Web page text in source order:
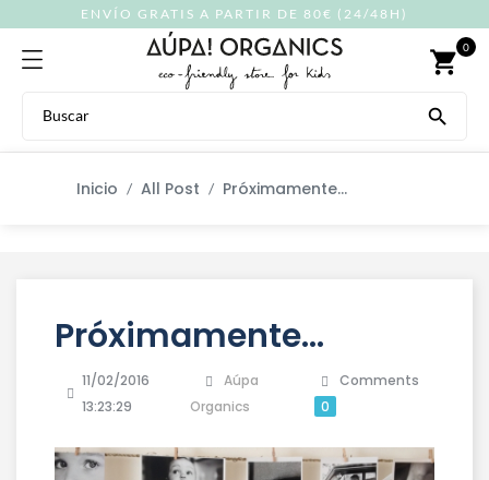
ENVÍO GRATIS A PARTIR DE 80€ (24/48H)
shopping_cart 0

Inicio All Post Próximamente...
Próximamente...
11/02/2016
13:23:29
Aúpa
Organics
Comments
0